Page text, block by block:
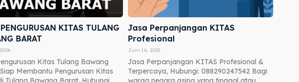
KITAS TULANG
BARAT
Kitas Tulang Bawang
Membantu Pengurusan Kitas
Jasa Perpanjangan KITAS
Profesional
Juni 16, 2025
Jasa Perpanjangan KITAS Profesional &
Terpercaya, Hubungi: 088290247542 Bagi